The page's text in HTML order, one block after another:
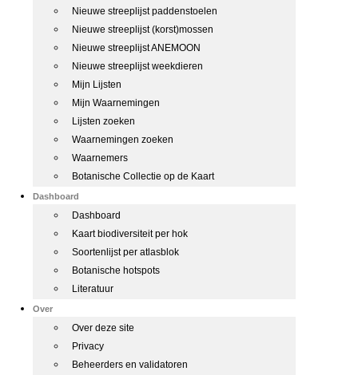
Nieuwe streeplijst paddenstoelen
Nieuwe streeplijst (korst)mossen
Nieuwe streeplijst ANEMOON
Nieuwe streeplijst weekdieren
Mijn Lijsten
Mijn Waarnemingen
Lijsten zoeken
Waarnemingen zoeken
Waarnemers
Botanische Collectie op de Kaart
Dashboard
Dashboard
Kaart biodiversiteit per hok
Soortenlijst per atlasblok
Botanische hotspots
Literatuur
Over
Over deze site
Privacy
Beheerders en validatoren